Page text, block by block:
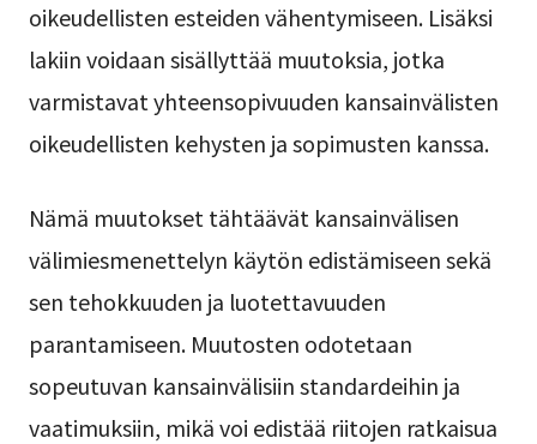
oikeudellisten esteiden vähentymiseen. Lisäksi
lakiin voidaan sisällyttää muutoksia, jotka
varmistavat yhteensopivuuden kansainvälisten
oikeudellisten kehysten ja sopimusten kanssa.
Nämä muutokset tähtäävät kansainvälisen
välimiesmenettelyn käytön edistämiseen sekä
sen tehokkuuden ja luotettavuuden
parantamiseen. Muutosten odotetaan
sopeutuvan kansainvälisiin standardeihin ja
vaatimuksiin, mikä voi edistää riitojen ratkaisua